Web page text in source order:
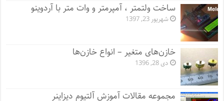
ساخت ولتمتر ، آمپرمتر و وات متر با آردوینو
شهریور 23, 1397
خازن‌های متغیر – انواع خازن‌ها
دی 28, 1396
مجموعه مقالات آموزش آلتیوم دیزاینر